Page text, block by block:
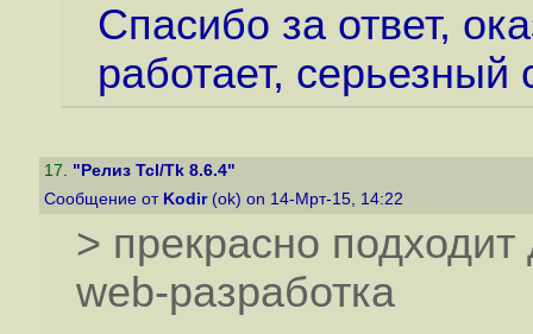
Спасибо за ответ,
работает, серьезный
17. "Релиз Tcl/Tk 8.6.4"
Сообщение от Kodir(ok) on 14-Мрт-15, 14:22
> прекрасно подходит
web-разработка